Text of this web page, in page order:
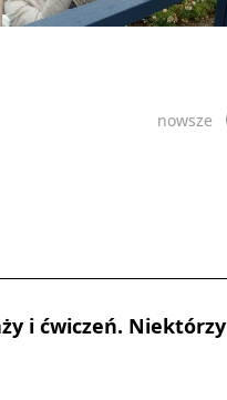
nowsze
i ćwiczeń. Niektórzy